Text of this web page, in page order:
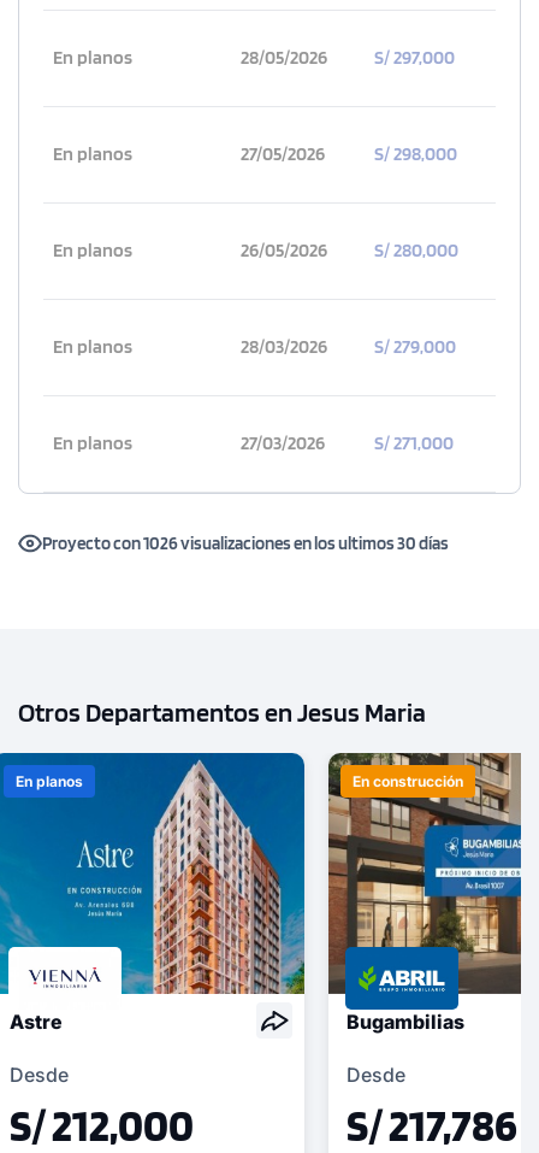
En planos 28/05/2026 S/ 297,000
En planos 27/05/2026 S/ 298,000
En planos 26/05/2026 S/ 280,000
En planos 28/03/2026 S/ 279,000
En planos 27/03/2026 S/ 271,000
Proyecto con 1026 visualizaciones en los ultimos 30 días
Otros Departamentos en Jesus Maria
En planos
Astre
Desde
S/ 212,000
En construcción
Bugambilias
Desde
S/ 217,786